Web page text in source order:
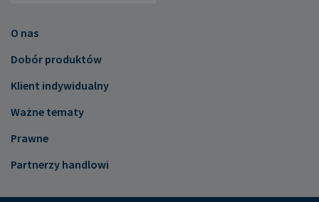
O nas
Dobór produktów
Klient indywidualny
Ważne tematy
Prawne
Partnerzy handlowi